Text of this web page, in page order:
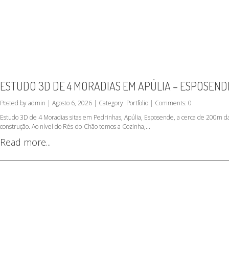
ESTUDO 3D DE 4 MORADIAS EM APÚLIA –
Posted by admin | Agosto 6, 2026 | Category: Portfolio | Comments: 0
Estudo 3D de 4 Moradias sitas em Pedrinhas, Apúlia, Esposende, a cerca de
construção. Ao nível do Rés-do-Chão temos a Cozinha,...
Read more...